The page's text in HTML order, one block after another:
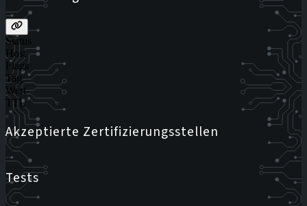
Status
Host
Flags
Tag
Wert
TTL
Akzeptierte Zertifizierungsstellen
Tests